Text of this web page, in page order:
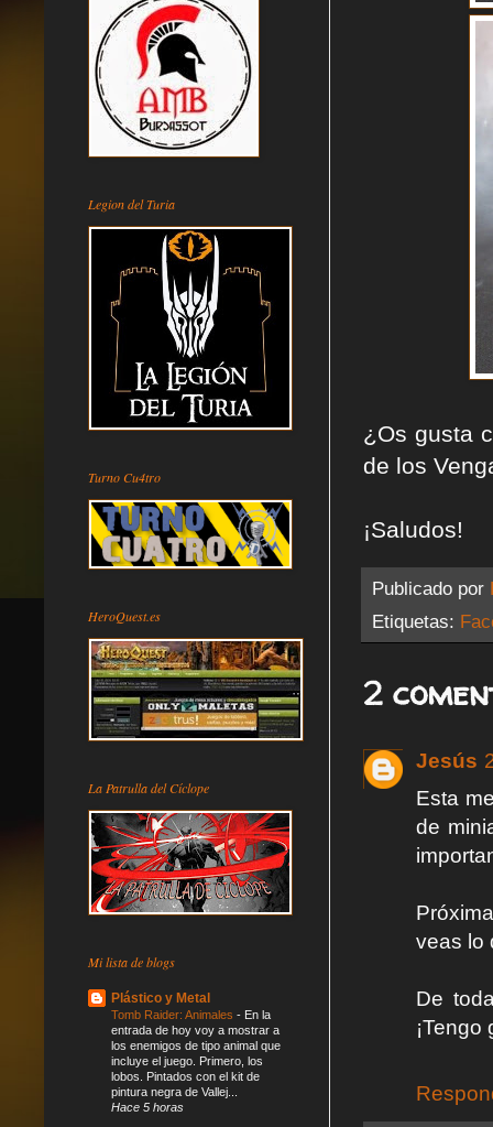
¿Os gusta
de los
¡Saludos!
Publicado por
Etiquetas:
2
Jesús
Esta
de
veas lo
De
Legion del Turia
Turno Cu4tro
HeroQuest.es
La Patrulla del Cíclope
Mi lista de blogs
Plástico y Metal
Tomb Raider: Animales - En la
entrada de hoy voy a mostrar a
los enemigos de tipo animal que
incluye el juego. Primero, los
lobos. Pintados con el kit de
pintura negra de Vallej...
Hace 5 horas